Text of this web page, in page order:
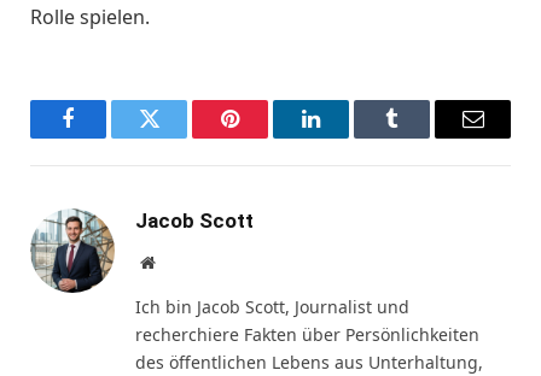
Rolle spielen.
FacebookTwitter Pinterest LinkedInTumblr Email
Jacob Scott
Website
Ich bin Jacob Scott, Journalist und
recherchiere Fakten über Persönlichkeiten
des öffentlichen Lebens aus Unterhaltung,